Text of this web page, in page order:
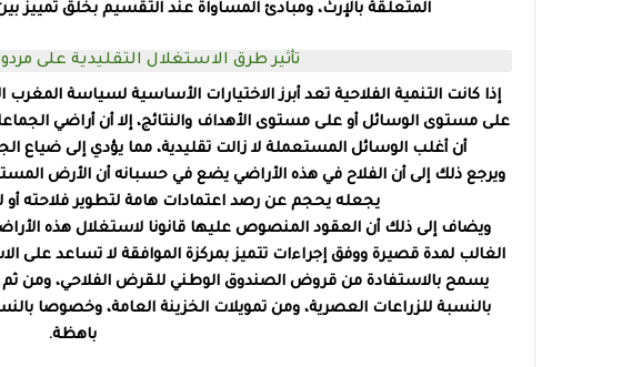
المتعلقة بالإرث، ومبادئ المساواة عند التقسيم بخلق تمييز
تأثير طرق الاستغلال التقليدية على
إذا كانت التنمية الفلاحية تعد أبرز الاختيارات الأساسية لسياسة
على مستوى الوسائل أو على مستوى الأهداف والنتائج، إلا أنأراضي
أن أغلب الوسائل المستعملة لا زالت تقليدية، مما يؤدي إلى ضياع
ويرجع ذلك إلى أن الفلاح في هذه الأراضي يضع في حسبانه أن الأرض
يجعله يحجم عن رصد اعتمادات هامة لتطوير فلاحته أو
ويضاف إلى ذلك أن العقود المنصوص عليها قانونا لاستغلال هذه
الغالب لمدة قصيرة ووفق إجراءات تتميز بمركزة الموافقة لا تساعد على
يسمح بالاستفادة من قروض الصندوق الوطني للقرض الفلاحي، ومن ثم
بالنسبة للزراعات العصرية، ومن تمويلات الخزينة العامة، وخصوصا
باهظة.